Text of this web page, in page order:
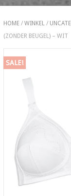
HOME/ WINKEL/
(ZONDER BEUGEL) – WIT
SALE!